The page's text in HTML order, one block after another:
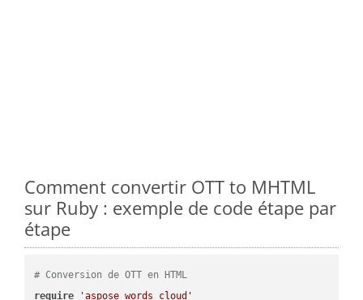
Comment convertir OTT to MHTML
sur Ruby : exemple de code étape par
étape
# Conversion de OTT en HTML
require
'aspose_words_cloud'